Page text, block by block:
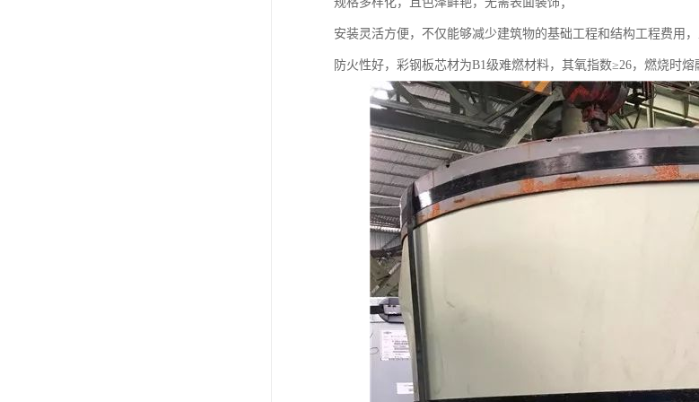
安装灵活方便，不仅能够减少建筑物的基础工程和结构工程费用
防火性好，彩钢板芯材为B1级难燃材料，其氧指数≥26，燃烧时熔